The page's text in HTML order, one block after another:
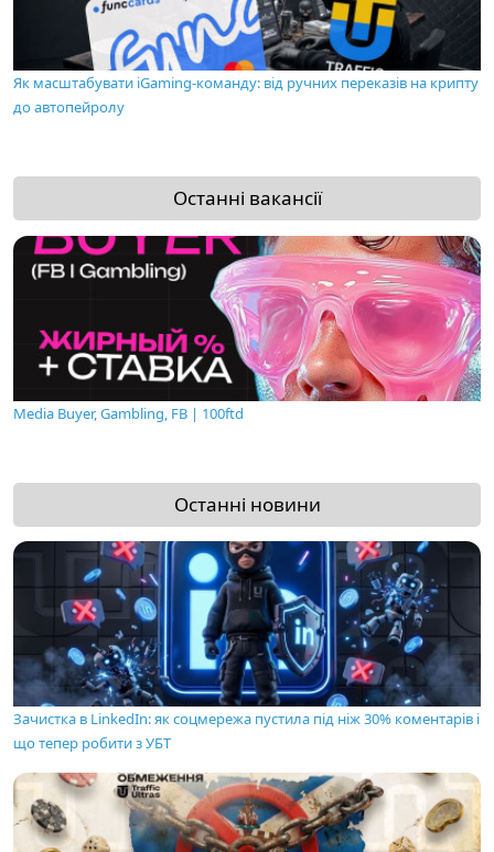
Як масштабувати iGaming-команду: від ручних переказів на крипту
до автопейролу
Останні вакансії
Media Buyer, Gambling, FB | 100ftd
Останні новини
Зачистка в LinkedIn: як соцмережа пустила під ніж 30% коментарів і
що тепер робити з УБТ